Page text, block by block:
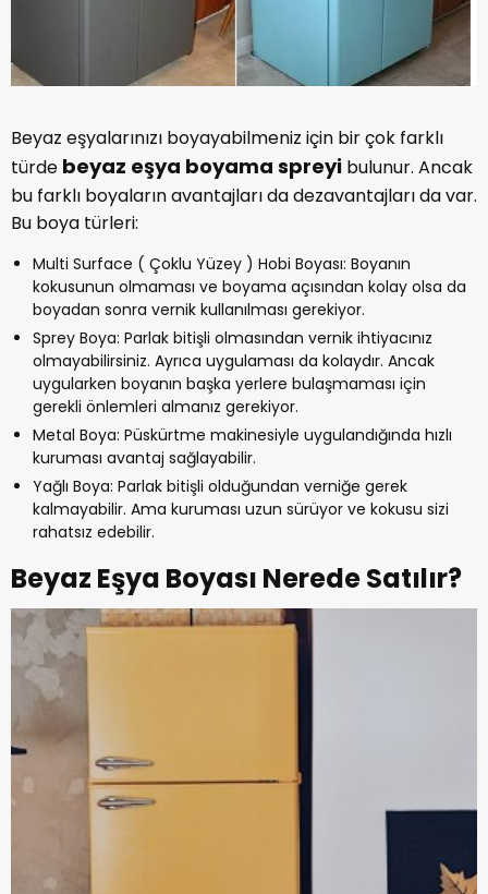
Beyaz eşyalarınızı boyayabilmeniz için bir çok farklı
türde beyaz eşya boyama spreyi bulunur. Ancak
bu farklı boyaların avantajları da dezavantajları da var.
Bu boya türleri:
Multi Surface ( Çoklu Yüzey ) Hobi Boyası: Boyanın
kokusunun olmaması ve boyama açısından kolay olsa da
boyadan sonra vernik kullanılması gerekiyor.
Sprey Boya: Parlak bitişli olmasından vernik ihtiyacınız
olmayabilirsiniz. Ayrıca uygulaması da kolaydır. Ancak
uygularken boyanın başka yerlere bulaşmaması için
gerekli önlemleri almanız gerekiyor.
Metal Boya: Püskürtme makinesiyle uygulandığında hızlı
kuruması avantaj sağlayabilir.
Yağlı Boya: Parlak bitişli olduğundan verniğe gerek
kalmayabilir. Ama kuruması uzun sürüyor ve kokusu sizi
rahatsız edebilir.
Beyaz Eşya Boyası Nerede Satılır?